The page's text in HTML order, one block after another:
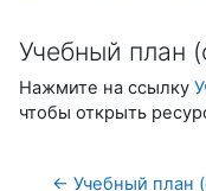
Учебный план
Нажмите на ссылку
чтобы открыть
← Учебный план